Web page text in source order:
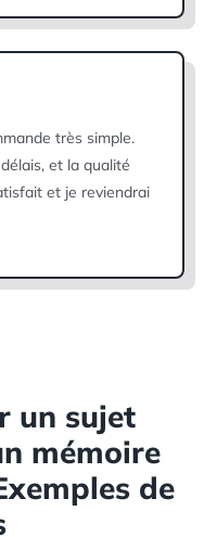
très simple.
et la qualité
et je reviendrai
un sujet
mémoire
de